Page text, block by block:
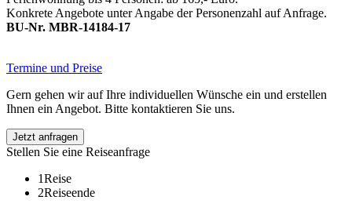
Konkrete Angebote unter Angabe der Personenzahl auf Anfrage.
BU-Nr. MBR-14184-17
Termine und Preise
Gern gehen wir auf Ihre individuellen Wünsche ein und erstellen
Ihnen ein Angebot. Bitte kontaktieren Sie uns.
Jetzt anfragen
Stellen Sie eine Reiseanfrage
1Reise
2Reiseende